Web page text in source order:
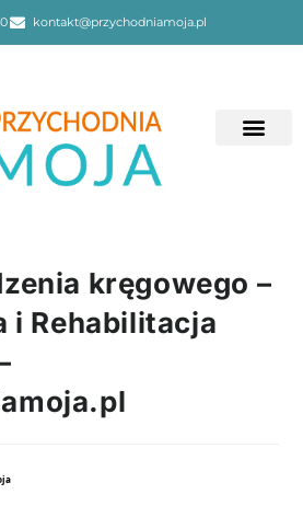
kontakt@przychodniamoja.pl
kręgowego –
i Rehabilitacja